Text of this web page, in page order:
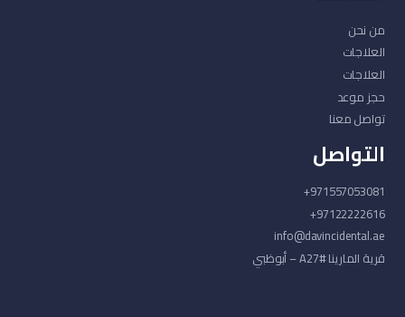
التواصل
971557053081+
97122222616+
info@davincidental.ae
قرية المارينا #A27 – أبوظبي
من نحن
العلاجات
العلاجات
حجز موعد
تواصل معنا